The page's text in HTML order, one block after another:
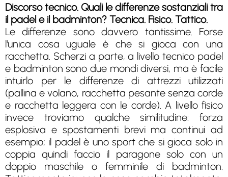
Discorso tecnico. Quali le differenze sostanziali tra
il padel e il badminton? Tecnica. Fisico. Tattico.
Le differenze sono davvero tantissime. Forse
l'unica cosa uguale è che si gioca con una
racchetta. Scherzi a parte, a livello tecnico padel
e badminton sono due mondi diversi, ma è facile
intuirlo per le differenze di attrezzi utilizzati
(pallina e volano, racchetta pesante senza corde
e racchetta leggera con le corde). A livello fisico
invece troviamo qualche similitudine: forza
esplosiva e spostamenti brevi ma continui ad
esempio; il padel è uno sport che si gioca solo in
coppia quindi faccio il paragone solo con un
doppio maschile o femminile di badminton.